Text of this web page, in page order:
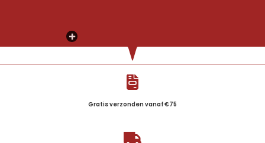
Gratis verzonden vanaf €75